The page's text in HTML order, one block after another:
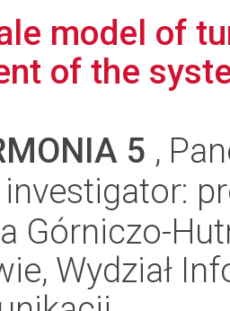
model of
of the
5 ,
Górniczo-
Wydział